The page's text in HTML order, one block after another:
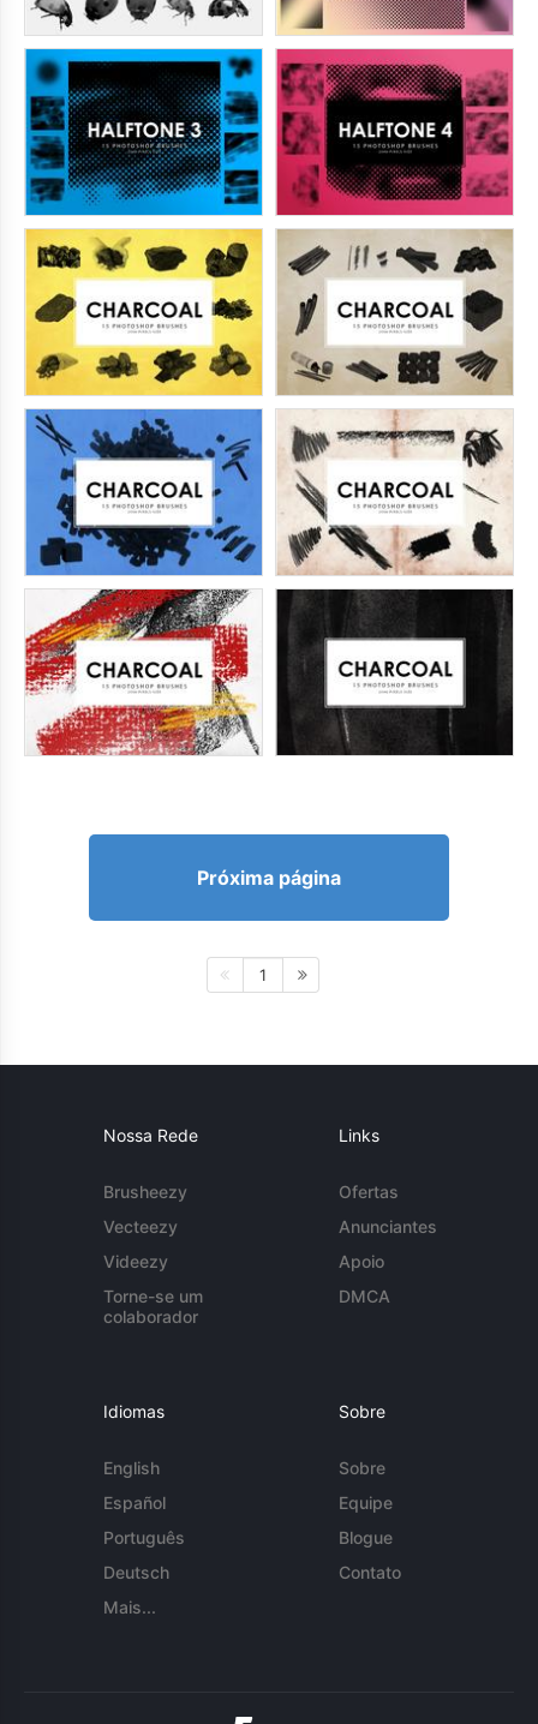
Próxima página
1
Nossa Rede
Brusheezy
Vecteezy
Videezy
Torne-se um
colaborador
Links
Ofertas
Anunciantes
Apoio
DMCA
Idiomas
English
Español
Português
Deutsch
Mais...
Sobre
Sobre
Equipe
Blogue
Contato